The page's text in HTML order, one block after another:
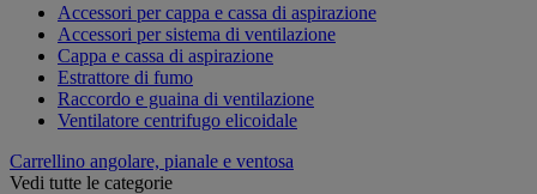
Accessori per cappa e cassa di aspirazione
Accessori per sistema di ventilazione
Cappa e cassa di aspirazione
Estrattore di fumo
Raccordo e guaina di ventilazione
Ventilatore centrifugo elicoidale
Carrellino angolare, pianale e ventosa
Vedi tutte le categorie